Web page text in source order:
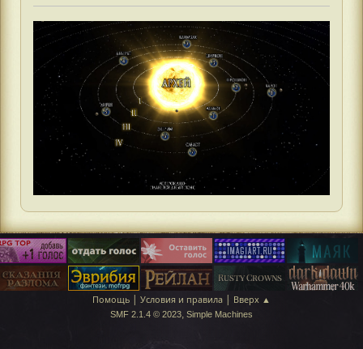
Помощь | Условия и правила | Вверх ▲
SMF 2.1.4 © 2023, Simple Machines